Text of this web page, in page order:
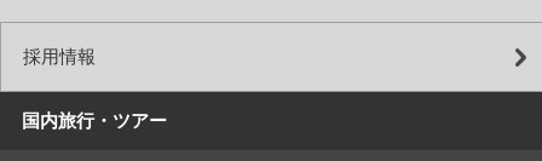
採用情報
国内旅行・ツアー